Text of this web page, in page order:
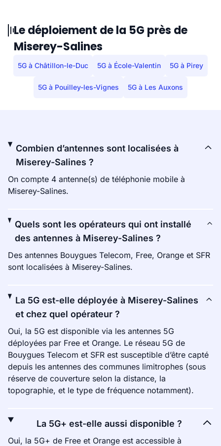
Le déploiement de la 5G près de
Miserey-Salines
5G à Châtillon-le-Duc 5G à École-Valentin 5G à Pirey
5G à Pouilley-les-Vignes 5G à Les Auxons
Combien d’antennes sont localisées à
Miserey-Salines ?
On compte 4 antenne(s) de téléphonie mobile à
Miserey-Salines.
Quels sont les opérateurs qui ont installé
des antennes à Miserey-Salines ?
Des antennes Bouygues Telecom, Free, Orange et SFR
sont localisées à Miserey-Salines.
La 5G est-elle déployée à Miserey-Salines
et chez quel opérateur ?
Oui, la 5G est disponible via les antennes 5G
déployées par Free et Orange. Le réseau 5G de
Bouygues Telecom et SFR est susceptible d’être capté
depuis les antennes des communes limitrophes (sous
réserve de couverture selon la distance, la
topographie, et le type de fréquence notamment).
La 5G+ est-elle aussi disponible ?
Oui, la 5G+ de Free et Orange est accessible à